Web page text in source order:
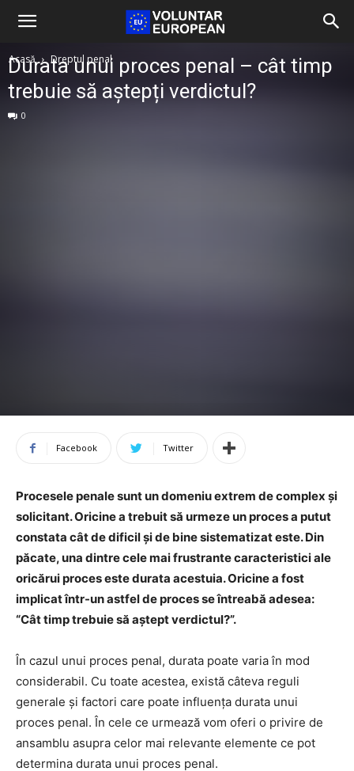
Acasă Dreptul penal
Durata unui proces penal – cât timp
trebuie să aștepți verdictul?
0
Facebook Twitter
Procesele penale sunt un domeniu extrem de complex și
solicitant. Oricine a trebuit să urmeze un proces a putut
constata cât de dificil și de bine sistematizat este. Din
păcate, una dintre cele mai frustrante caracteristici ale
oricărui proces este durata acestuia. Oricine a fost
implicat într-un astfel de proces se întreabă adesea:
“Cât timp trebuie să aștept verdictul?”.
În cazul unui proces penal, durata poate varia în mod
considerabil. Cu toate acestea, există câteva reguli
generale și factori care poate influența durata unui
proces penal. În cele ce urmează vom oferi o privire de
ansamblu asupra celor mai relevante elemente ce pot
determina durata unui proces penal.